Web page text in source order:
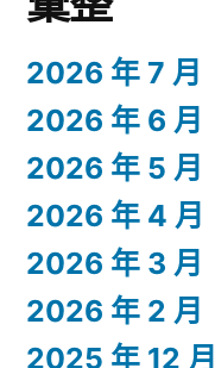
2026 年 7 月
2026 年 6 月
2026 年 5 月
2026 年 4 月
2026 年 3 月
2026 年 2 月
2025 年 12 月